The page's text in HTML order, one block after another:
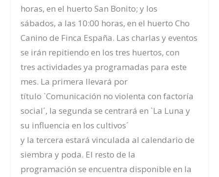
horas, en el huerto San Bonito; y los
sábados, a las 10:00 horas, en el huerto Cho
Canino de Finca España. Las charlas y eventos
se irán repitiendo en los tres huertos, con
tresactividadesya programadas paraeste
mes. La primera llevará por
título `Comunicación no violenta con factoría
social´, la segunda se centrará en `La Luna y
su influencia en los cultivos´
y la terceraestarávinculada al calendario de
siembra y poda. El resto de la
programación se encuentra disponible en la